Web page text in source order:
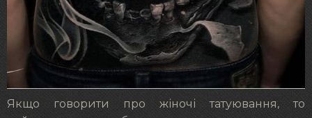
Якщо говорити про жіночі татуювання, то